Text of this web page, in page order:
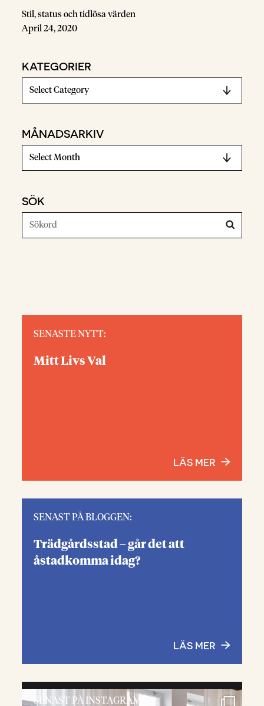
Stil, status och tidlösa värden
April 24, 2020
KATEGORIER
MÅNADSARKIV
SÖK
SENASTE NYTT:
Mitt Livs Val
LÄS MER
SENAST PÅ BLOGGEN:
Trädgårdsstad – går det att
åstadkomma idag?
LÄS MER
SENAST PÅ INSTAGRAM: